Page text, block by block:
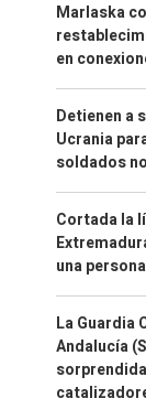
Marlaska
en
Detienen a
Ucrania
soldados
Cortada la
una
La Guardia
Andalucía